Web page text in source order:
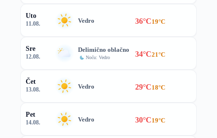
Uto
11.08. Vedro 36°C19°C
Sre
12.08.
Delimično oblačno
Noću: Vedro 34°C21°C
Čet
13.08. Vedro 29°C18°C
Pet
14.08. Vedro 30°C19°C